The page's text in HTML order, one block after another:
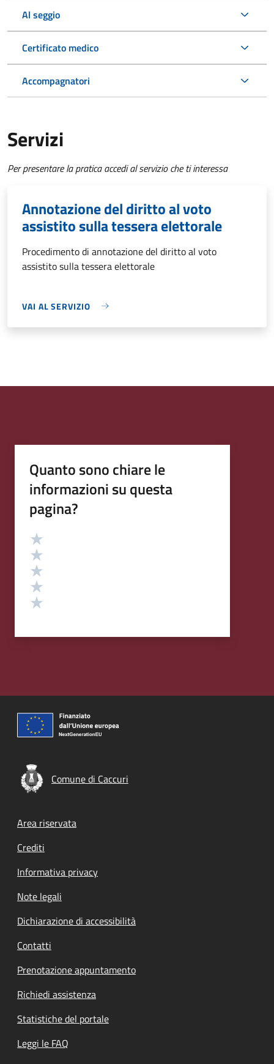
Al seggio
Certificato medico
Accompagnatori
Servizi
Per presentare la pratica accedi al servizio che ti interessa
Annotazione del diritto al voto
assistito sulla tessera elettorale
Procedimento di annotazione del diritto al voto
assistito sulla tessera elettorale
VAI AL SERVIZIO
Quanto sono chiare le
informazioni su questa
pagina?
Valutazione
Comune di Caccuri
Footer menu
Area riservata
Crediti
Informativa privacy
Note legali
Dichiarazione di accessibilità
Contatti
Prenotazione appuntamento
Richiedi assistenza
Statistiche del portale
Leggi le FAQ